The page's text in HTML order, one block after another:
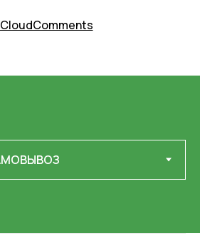
CloudComments